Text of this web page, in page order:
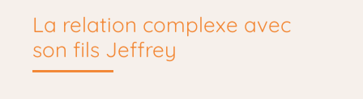
La relation complexe avec
son fils Jeffrey